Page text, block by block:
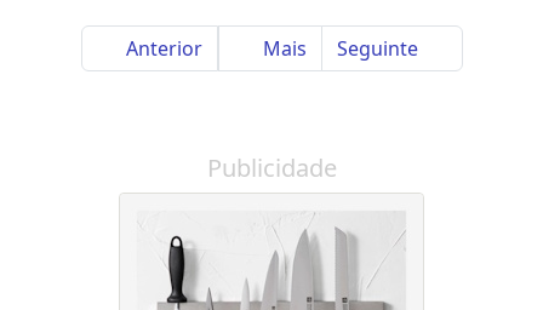
Anterior Mais Seguinte
Publicidade